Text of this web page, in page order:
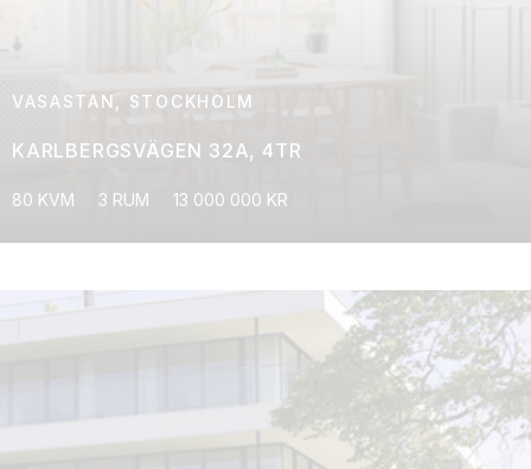
VASASTAN, STOCKHOLM
KARLBERGSVÄGEN 32A, 4TR
80 KVM 3 RUM 13 000 000 KR